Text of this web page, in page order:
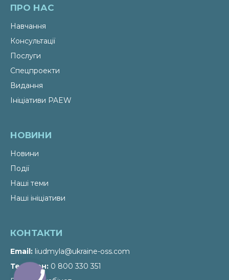
ПРО НАС
Навчання
Консультації
Послуги
Спецпроекти
Видання
Ініціативи PAEW
НОВИНИ
Новини
Події
Наші теми
Наші ініціативи
КОНТАКТИ
Email liudmyla@ukraine-oss.com
Телефон 0 800 330 351